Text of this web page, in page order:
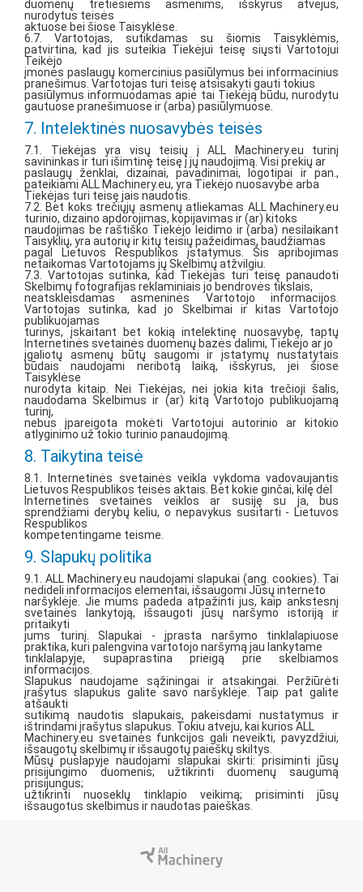
duomenų tretiesiems asmenims, išskyrus atvejus,
nurodytus teisės
aktuose bei šiose Taisyklėse.
6.7. Vartotojas, sutikdamas su šiomis Taisyklėmis,
patvirtina, kad jis suteikia Tiekėjui teisę siųsti Vartotojui
Teikėjo
įmonės paslaugų komercinius pasiūlymus bei informacinius
pranešimus. Vartotojas turi teisę atsisakyti gauti tokius
pasiūlymus informuodamas apie tai Tiekėją būdu, nurodytu
gautuose pranešimuose ir (arba) pasiūlymuose.
7. Intelektinės nuosavybės teisės
7.1. Tiekėjas yra visų teisių į ALL Machinery.eu turinį
savininkas ir turi išimtinę teisę į jų naudojimą. Visi prekių ar
paslaugų ženklai, dizainai, pavadinimai, logotipai ir pan.,
pateikiami ALL Machinery.eu, yra Tiekėjo nuosavybė arba
Tiekėjas turi teisę jais naudotis.
7.2. Bet koks trečiųjų asmenų atliekamas ALL Machinery.eu
turinio, dizaino apdorojimas, kopijavimas ir (ar) kitoks
naudojimas be raštiško Tiekėjo leidimo ir (arba) nesilaikant
Taisyklių, yra autorių ir kitų teisių pažeidimas, baudžiamas
pagal Lietuvos Respublikos įstatymus. Šis apribojimas
netaikomas Vartotojams jų Skelbimų atžvilgiu.
7.3. Vartotojas sutinka, kad Tiekėjas turi teisę panaudoti
Skelbimų fotografijas reklaminiais jo bendrovės tikslais,
neatskleisdamas asmeninės Vartotojo informacijos.
Vartotojas sutinka, kad jo Skelbimai ir kitas Vartotojo
publikuojamas
turinys, įskaitant bet kokią intelektinę nuosavybę, taptų
Internetinės svetainės duomenų bazės dalimi, Tiekėjo ar jo
įgaliotų asmenų būtų saugomi ir įstatymų nustatytais
būdais naudojami neribotą laiką, išskyrus, jei šiose
Taisyklėse
nurodyta kitaip. Nei Tiekėjas, nei jokia kita trečioji šalis,
naudodama Skelbimus ir (ar) kitą Vartotojo publikuojamą
turinį,
nebus įpareigota mokėti Vartotojui autorinio ar kitokio
atlyginimo už tokio turinio panaudojimą.
8. Taikytina teisė
8.1. Internetinės svetainės veikla vykdoma vadovaujantis
Lietuvos Respublikos teisės aktais. Bet kokie ginčai, kilę dėl
Internetinės svetainės veiklos ar susiję su ja, bus
sprendžiami derybų keliu, o nepavykus susitarti - Lietuvos
Respublikos
kompetentingame teisme.
9. Slapukų politika
9.1. ALL Machinery.eu naudojami slapukai (ang. cookies). Tai
nedideli informacijos elementai, išsaugomi Jūsų interneto
naršyklėje. Jie mums padeda atpažinti jus, kaip ankstesnį
svetainės lankytoją, išsaugoti jūsų naršymo istoriją ir
pritaikyti
jums turinį. Slapukai - įprasta naršymo tinklalapiuose
praktika, kuri palengvina vartotojo naršymą jau lankytame
tinklalapyje, supaprastina prieigą prie skelbiamos
informacijos.
Slapukus naudojame sąžiningai ir atsakingai. Peržiūrėti
įrašytus slapukus galite savo naršyklėje. Taip pat galite
atšaukti
sutikimą naudotis slapukais, pakeisdami nustatymus ir
ištrindami įrašytus slapukus. Tokiu atveju, kai kurios ALL
Machinery.eu svetainės funkcijos gali neveikti, pavyzdžiui,
išsaugotų skelbimų ir išsaugotų paieškų skiltys.
Mūsų puslapyje naudojami slapukai skirti: prisiminti jūsų
prisijungimo duomenis; užtikrinti duomenų saugumą
prisijungus;
užtikrinti nuoseklų tinklapio veikimą; prisiminti jūsų
išsaugotus skelbimus ir naudotas paieškas.